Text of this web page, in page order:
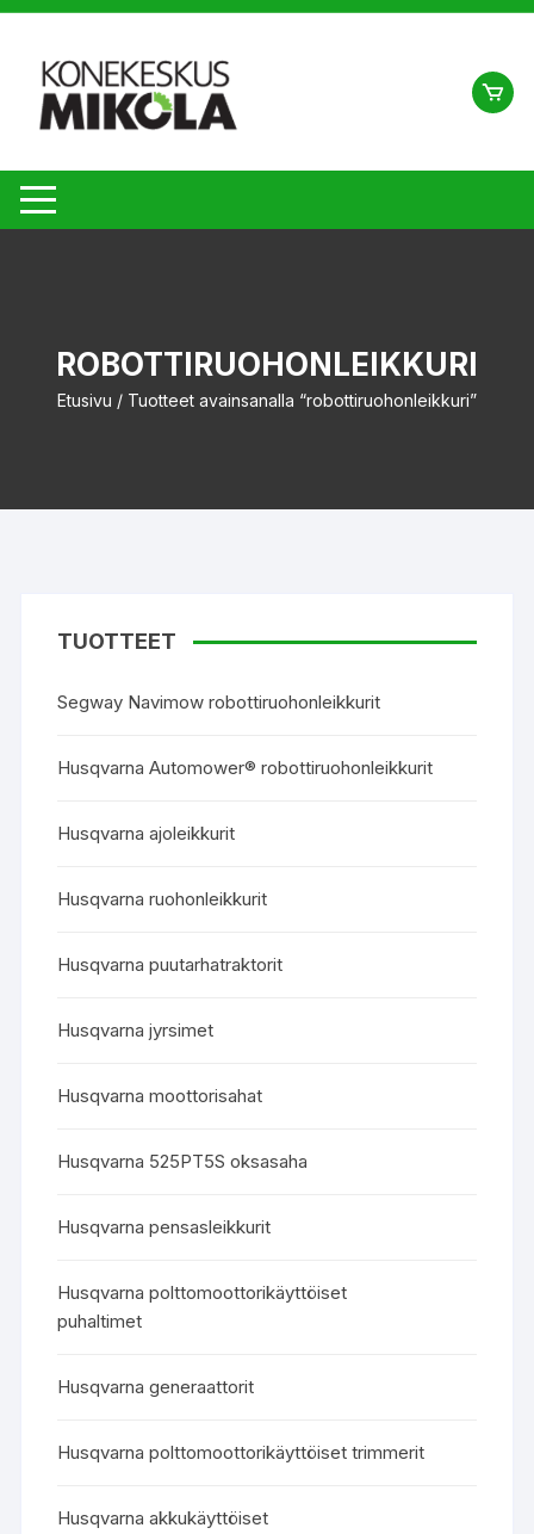
Siirry
sisältöön
ROBOTTIRUOHONLEIKKURI
Etusivu / Tuotteet avainsanalla “robottiruohonleikkuri”
TUOTTEET
Segway Navimow robottiruohonleikkurit
Husqvarna Automower® robottiruohonleikkurit
Husqvarna ajoleikkurit
Husqvarna ruohonleikkurit
Husqvarna puutarhatraktorit
Husqvarna jyrsimet
Husqvarna moottorisahat
Husqvarna 525PT5S oksasaha
Husqvarna pensasleikkurit
Husqvarna polttomoottorikäyttöiset
puhaltimet
Husqvarna generaattorit
Husqvarna polttomoottorikäyttöiset trimmerit
Husqvarna akkukäyttöiset